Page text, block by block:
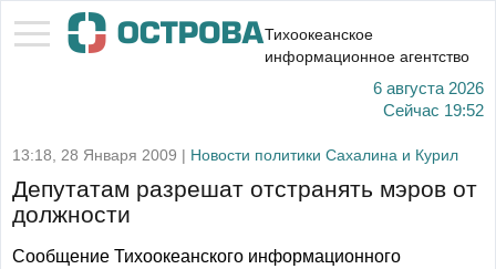
Тихоокеанское
информационное агентство
6 августа 2026
Сейчас 19:52
13:18, 28 Января 2009 | Новости политики Сахалина и Курил
Депутатам разрешат отстранять мэров от
должности
Сообщение Тихоокеанского информационного